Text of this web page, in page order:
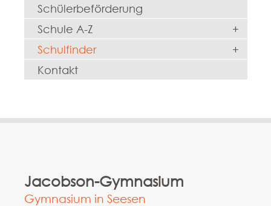
Schülerbeförderung
Schule A-Z
+
Schulfinder
+
Kontakt
Jacobson-Gymnasium
Gymnasium in Seesen